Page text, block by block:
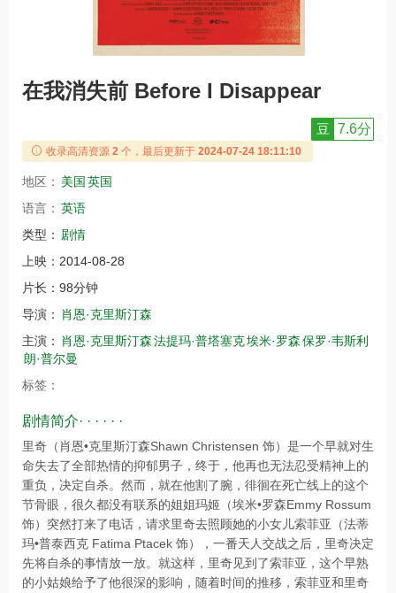
在我消失前 Before I Disappear
豆 7.6分
收录高清资源 2 个，最后更新于 2024-07-24 18:11:10
地区： 美国 英国
语言： 英语
类型： 剧情
上映： 2014-08-28
片长： 98分钟
导演： 肖恩·克里斯汀森
主演： 肖恩·克里斯汀森法提玛·普塔塞克埃米·罗森保罗·韦斯利
朗·普尔曼
标签：
剧情简介· · · · · ·
里奇（肖恩•克里斯汀森Shawn Christensen 饰）是一个早就对生
命失去了全部热情的抑郁男子，终于，他再也无法忍受精神上的
重负，决定自杀。然而，就在他割了腕，徘徊在死亡线上的这个
节骨眼，很久都没有联系的姐姐玛姬（埃米•罗森Emmy Rossum
饰）突然打来了电话，请求里奇去照顾她的小女儿索菲亚（法蒂
玛•普泰西克 Fatima Ptacek 饰），一番天人交战之后，里奇决定
先将自杀的事情放一放。就这样，里奇见到了索菲亚，这个早熟
的小姑娘给予了他很深的影响，随着时间的推移，索菲亚和里奇